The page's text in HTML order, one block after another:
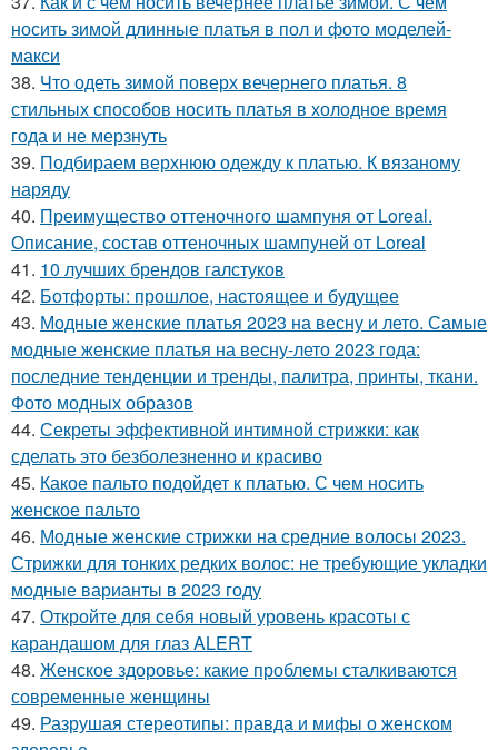
носить зимой длинные платья в пол и фото моделей-
макси
38. Что одеть зимой поверх вечернего платья. 8
стильных способов носить платья в холодное время
года и не мерзнуть
39. Подбираем верхнюю одежду к платью. К вязаному
наряду
40. Преимущество оттеночного шампуня от Loreal.
Описание, состав оттеночных шампуней от Loreal
41. 10 лучших брендов галстуков
42. Ботфорты: прошлое, настоящее и будущее
43. Модные женские платья 2023 на весну и лето. Самые
модные женские платья на весну-лето 2023 года:
последние тенденции и тренды, палитра, принты, ткани.
Фото модных образов
44. Секреты эффективной интимной стрижки: как
сделать это безболезненно и красиво
45. Какое пальто подойдет к платью. С чем носить
женское пальто
46. Модные женские стрижки на средние волосы 2023.
Стрижки для тонких редких волос: не требующие укладки
модные варианты в 2023 году
47. Откройте для себя новый уровень красоты с
карандашом для глаз ALERT
48. Женское здоровье: какие проблемы сталкиваются
современные женщины
49. Разрушая стереотипы: правда и мифы о женском